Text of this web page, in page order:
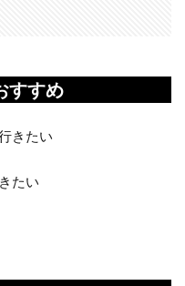
すすめ
きたい
たい